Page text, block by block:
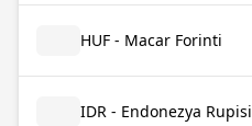
HUF - Macar Forinti
IDR - Endonezya Rupisi